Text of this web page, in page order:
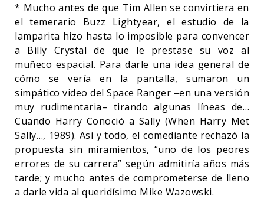
* Mucho antes de que Tim Allen se convirtiera en
el temerario Buzz Lightyear, el estudio de la
lamparita hizo hasta lo imposible para convencer
a Billy Crystal de que le prestase su voz al
muñeco espacial. Para darle una idea general de
cómo se vería en la pantalla, sumaron un
simpático video del Space Ranger –en una versión
muy rudimentaria– tirando algunas líneas de…
Cuando Harry Conoció a Sally (When Harry Met
Sally…, 1989). Así y todo, el comediante rechazó la
propuesta sin miramientos, “uno de los peores
errores de su carrera” según admitiría años más
tarde; y mucho antes de comprometerse de lleno
a darle vida al queridísimo Mike Wazowski.